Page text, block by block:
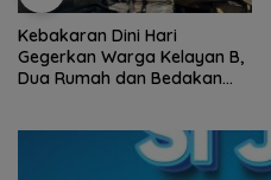
Kebakaran Dini Hari
Gegerkan Warga Kelayan B,
Dua Rumah dan Bedakan